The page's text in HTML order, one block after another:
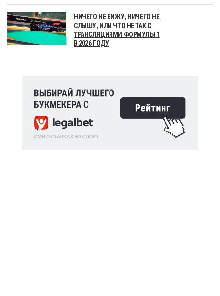
НИЧЕГО НЕ ВИЖУ, НИЧЕГО НЕ
СЛЫШУ, ИЛИ ЧТО НЕ ТАК С
ТРАНСЛЯЦИЯМИ ФОРМУЛЫ 1
В 2026 ГОДУ